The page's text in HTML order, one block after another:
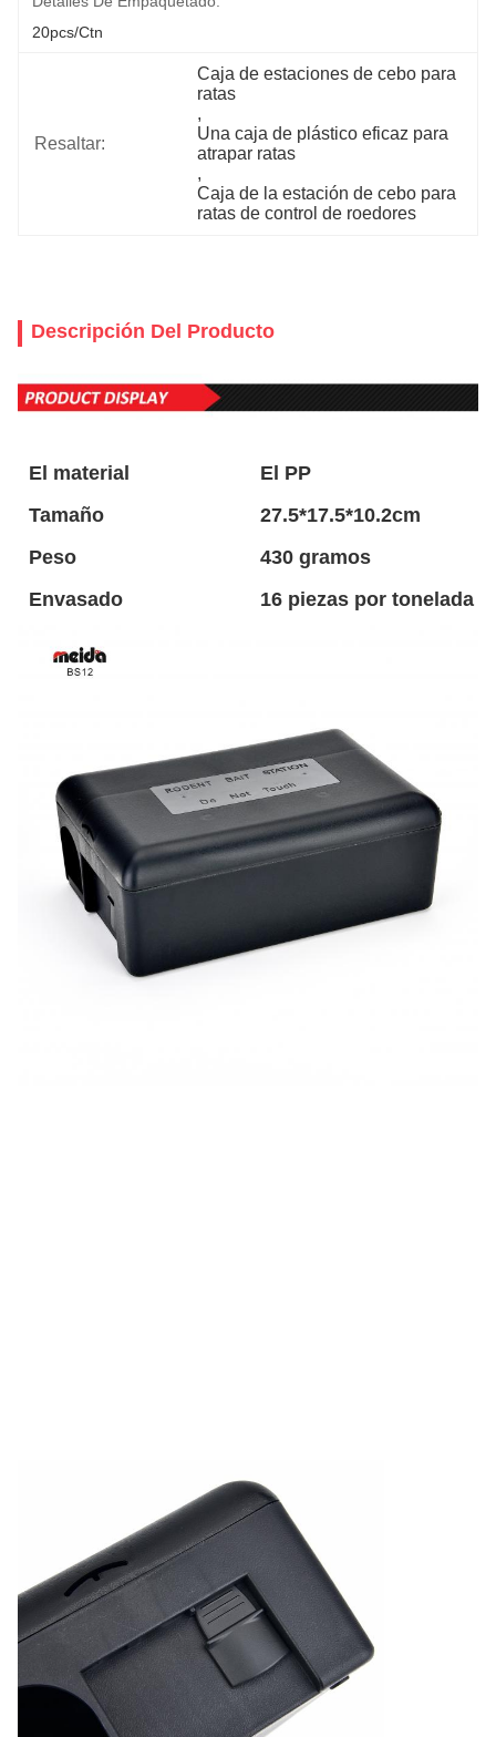
20pcs/ctn
Resaltar:
Caja de estaciones de cebo para
ratas
,
Una caja de plástico eficaz para
atrapar ratas
,
Caja de la estación de cebo para
ratas de control de roedores
Descripción Del Producto
El material
El PP
Tamaño
27.5*17.5*10.2cm
Peso
430 gramos
Envasado
16 piezas por tonelada